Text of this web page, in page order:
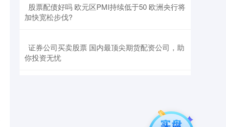
​股票配债好吗 欧元区PMI持续低于50 欧洲央行将
加快宽松步伐?
​证券公司买卖股票 国内最顶尖期货配资公司，助
你投资无忧